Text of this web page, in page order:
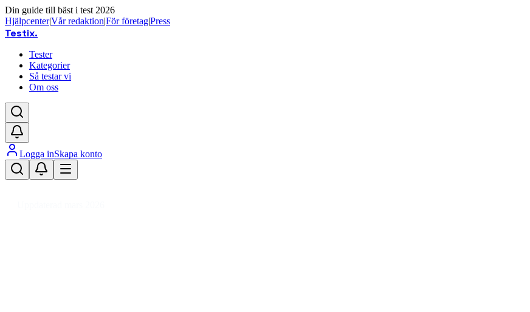
Din guide till bäst i test 2026
Hjälpcenter|Vår redaktion|För företag|Press
Testix.
Tester
Kategorier
Så testar vi
Om oss
Logga inSkapa konto